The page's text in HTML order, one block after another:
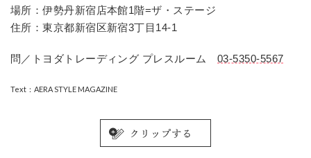
場所：伊勢丹新宿店本館1階=ザ・ステージ
住所：東京都新宿区新宿3丁目14-1
問／トヨダトレーディング プレスルーム 03-5350-5567
Text：AERA STYLE MAGAZINE